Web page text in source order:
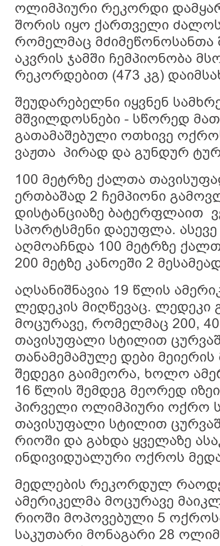
ოლიმპიური რეკორდი
შორის იყო ქართველი
რომელმაც მძიმეწონოსანთა
აკვრის ჯამში ჩემპიონობა
რეკორდებით (473 კგ)
შეუდარებელნი იყვნენ
მშვილდოსნები - სწორედ
გათამაშებული ოთხივე
ვაჟთა პირად და გუნდურ
100 მეტრზე ქალთა
ერთბაშად 2 ჩემპიონი
დისტანციაზე ბატერფლაით
სპორტსმენი დაეუფლა.
აღმოაჩნდა 100 მეტრზე
200 მეტზე კანოეში 2
აღსანიშნავია 19 წლის
ლედეკის მიღწევაც. ლედეკი
მოცურავე, რომელმაც 200,
თავისუფალი სტილით
თანამემამულე დები მეიერის
შედეგი გაიმეორა, ხოლო
16 წლის შემდეგ მეორედ
პირველი ოლიმპიური ოქრო
თავისუფალი სტილით
რიოში და გახდა ყველაზე
ინდივიდუალური ოქროს
მედლების რეკორდულ
ამერიკელმა მოცურავე
რიოში მოპოვებული 5
საკუთარი მონაგარი 28